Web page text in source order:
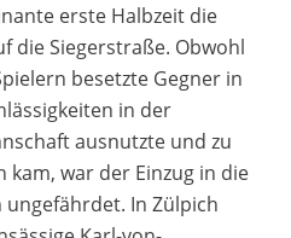
erste Halbzeit die
die Siegerstraße. Obwohl
besetzte Gegner in
in der
ausnutzte und zu
kam, war der Einzug in die
In Zülpich